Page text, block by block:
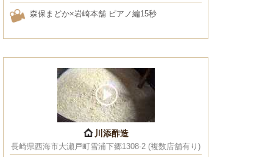
森保まどか×岩崎本舗 ピアノ編15秒
川添酢造
長崎県西海市大瀬戸町雪浦下郷1308-2 (複数店舗有り)